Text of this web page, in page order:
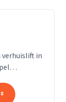
verhuislift in